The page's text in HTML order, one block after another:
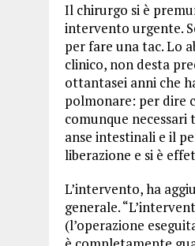
Il chirurgo si è
intervento urgente.
per fare una tac. Lo
clinico, non desta
ottantasei anni che
polmonare: per dire
comunque
anse intestinali e il
liberazione e si è
L’intervento, ha
generale.
(l’operazione